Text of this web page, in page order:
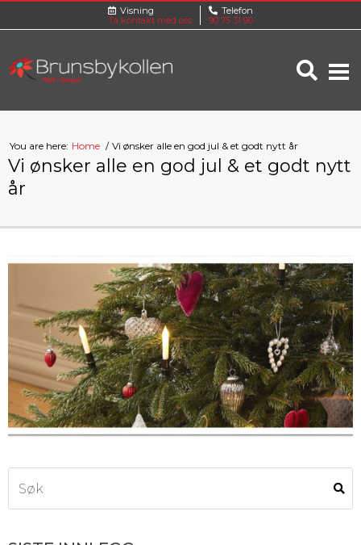
Visning
Ta kontakt med oss
Telefon
90 75 31 90
You are here: Home Vi ønsker alle en god jul & et godt nytt år
Vi ønsker alle en god jul & et godt nytt
år